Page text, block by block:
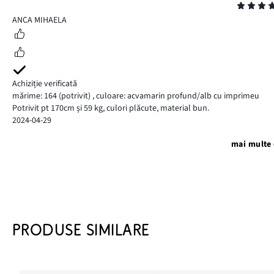
5
ANCA MIHAELA
Achiziție verificată
mărime: 164 (potrivit) ,culoare: acvamarin profund/alb cu imprimeu
Potrivit pt 170cm și 59 kg, culori plăcute, material bun.
2024-04-29
mai
PRODUSE SIMILARE